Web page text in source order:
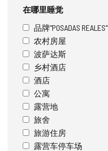
在哪里睡觉
品牌"POSADAS REALES"
农村房屋
波萨达斯
乡村酒店
酒店
公寓
露营地
旅舍
旅游住房
露营车停车场